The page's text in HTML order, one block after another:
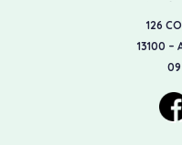
126
13100 –